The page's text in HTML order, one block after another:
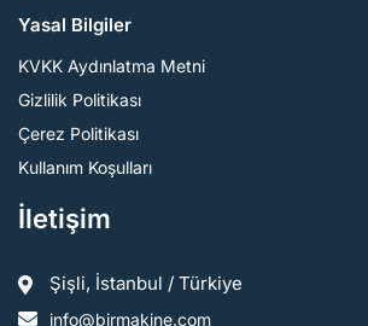
Yasal Bilgiler
KVKK Aydınlatma Metni
Gizlilik Politikası
Çerez Politikası
Kullanım Koşulları
İletişim
Şişli, İstanbul / Türkiye
info@birmakine.com